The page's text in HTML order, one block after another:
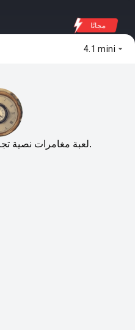
مجانًا
4.1 mini
لعبة مغامرات نصية تجري في عالم بالدرز غيت.